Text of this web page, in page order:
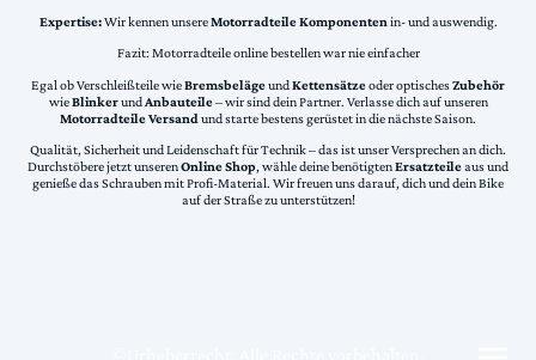
Expertise:Wir kennen unsereMotorradteile Komponentenin- und auswendig.
Fazit: Motorradteile online bestellen war nie einfacher
Egal ob Verschleißteile wieBremsbelägeundKettensätzeoder optischesZubehör
wieBlinkerundAnbauteile– wir sind dein Partner. Verlasse dich auf unseren
Motorradteile Versand und starte bestens gerüstet in die nächste Saison.
Qualität, Sicherheit und Leidenschaft für Technik – das ist unser Versprechen an dich.
Durchstöbere jetzt unserenOnline Shop, wähle deine benötigtenErsatzteileaus und
genieße das Schrauben mit Profi-Material. Wir freuen uns darauf, dich und dein Bike
auf der Straße zu unterstützen!